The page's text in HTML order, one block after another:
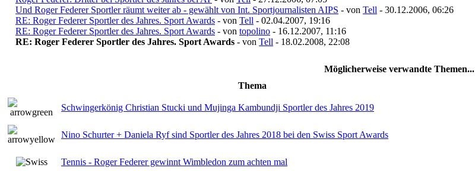
Und Roger Federer Sportler räumt weiter ab - gewählt von Int. Sportjournalisten AIPS - von Tell - 30.12.2006, 06:26
RE: Roger Federer Sportler des Jahres. Sport Awards - von Tell - 02.04.2007, 19:16
RE: Roger Federer Sportler des Jahres. Sport Awards - von topolino - 16.12.2007, 11:16
RE: Roger Federer Sportler des Jahres. Sport Awards - von Tell - 18.02.2008, 22:08
Möglicherweise verwandte Themen...
Thema
Schwingerkönig Christian Stucki und Mujinga Kambundji Sportler des Jahres 2019
Nino Schurter + Daniela Ryf sind Sportler des Jahres 2018 bei den Swiss Sport Awards
Tennis - Roger Federer gewinnt Wimbledon zum achten mal